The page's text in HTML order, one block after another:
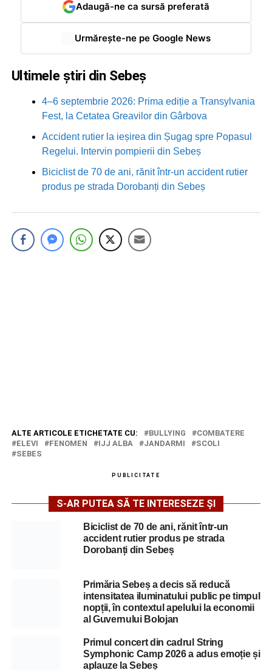
Adaugă-ne ca sursă preferată
Urmărește-ne pe Google News
Ultimele știri din Sebeș
4–6 septembrie 2026: Prima ediție a Transylvania
Fest, la Cetatea Greavilor din Gârbova
Accident rutier la ieșirea din Șugag spre Popasul
Regelui. Intervin pompierii din Sebeș
Biciclist de 70 de ani, rănit într-un accident rutier
produs pe strada Dorobanți din Sebeș
ALTE ARTICOLE ETICHETATE CU: BULLYING
COMBATERE
ELEVI
FENOMEN IJJ ALBA JANDARMI
SCOLI
SEBES
PUBLICITATE
S-AR PUTEA SĂ TE INTERESEZE ȘI
Biciclist de 70 de ani, rănit într-un
accident rutier produs pe strada
Dorobanți din Sebeș
Primăria Sebeș a decis să reducă
intensitatea iluminatului public pe timpul
nopții, în contextul apelului la economii
al Guvernului Bolojan
Primul concert din cadrul String
Symphonic Camp 2026 a adus emoție și
aplauze la Sebeș